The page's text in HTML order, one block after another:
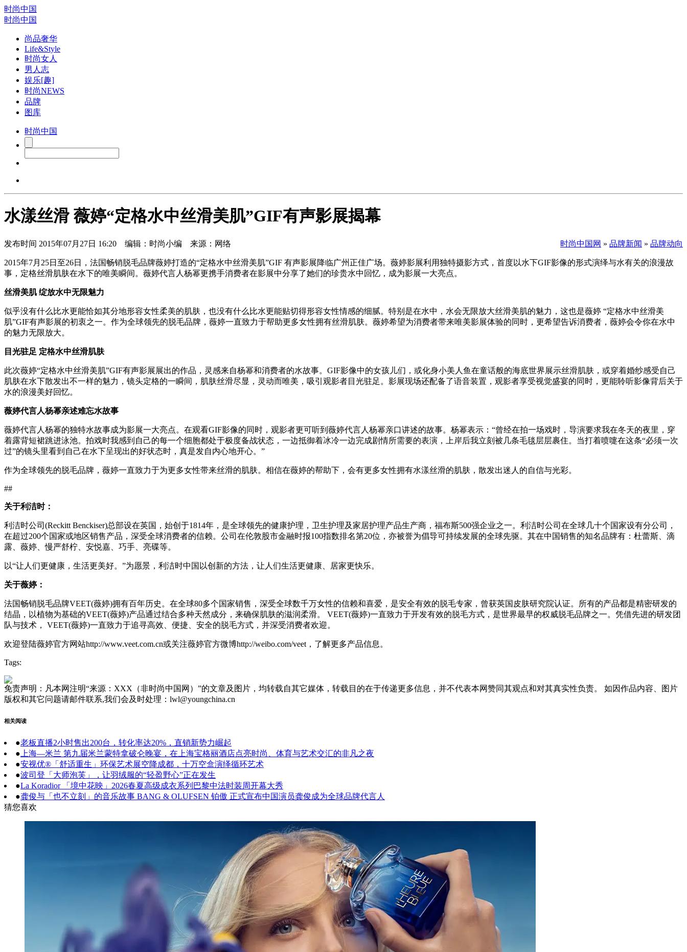
时尚中国
时尚中国
尚品奢华
Life&Style
时尚女人
男人志
娱乐[趣]
时尚NEWS
品牌
图库
时尚中国
水漾丝滑 薇婷“定格水中丝滑美肌”GIF有声影展揭幕
发布时间 2015年07月27日 16:20 编辑：时尚小编 来源：网络 时尚中国网 » 品牌新闻 » 品牌动向
2015年7月25日至26日，法国畅销脱毛品牌薇婷打造的“定格水中丝滑美肌”GIF 有声影展降临广州正佳广场。薇婷影展利用独特摄影方式，首度以水下GIF影像的形式演绎与水有关的浪漫故
事，定格丝滑肌肤在水下的唯美瞬间。薇婷代言人杨幂更携手消费者在影展中分享了她们的珍贵水中回忆，成为影展一大亮点。
丝滑美肌 绽放水中无限魅力
似乎没有什么比水更能恰如其分地形容女性柔美的肌肤，也没有什么比水更能贴切得形容女性情感的细腻。特别是在水中，水会无限放大丝滑美肌的魅力，这也是薇婷 “定格水中丝滑美
肌”GIF有声影展的初衷之一。作为全球领先的脱毛品牌，薇婷一直致力于帮助更多女性拥有丝滑肌肤。薇婷希望为消费者带来唯美影展体验的同时，更希望告诉消费者，薇婷会令你在水中
的魅力无限放大。
目光驻足 定格水中丝滑肌肤
此次薇婷“定格水中丝滑美肌”GIF有声影展展出的作品，灵感来自杨幂和消费者的水故事。GIF影像中的女孩儿们，或化身小美人鱼在童话般的海底世界展示丝滑肌肤，或穿着婚纱感受自己
肌肤在水下散发出不一样的魅力，镜头定格的一瞬间，肌肤丝滑尽显，灵动而唯美，吸引观影者目光驻足。影展现场还配备了语音装置，观影者享受视觉盛宴的同时，更能聆听影像背后关于
水的浪漫美好回忆。
薇婷代言人杨幂亲述难忘水故事
薇婷代言人杨幂的独特水故事成为影展一大亮点。在观看GIF影像的同时，观影者更可听到薇婷代言人杨幂亲口讲述的故事。杨幂表示：“曾经在拍一场戏时，导演要求我在冬天的夜里，穿
着露背短裙跳进泳池。拍戏时我感到自己的每一个细胞都处于极度备战状态，一边抵御着冰冷一边完成剧情所需要的表演，上岸后我立刻被几条毛毯层层裹住。当打着喷嚏在这条“必须一次
过”的镜头里看到自己在水下呈现出的好状态时，真是发自内心地开心。”
作为全球领先的脱毛品牌，薇婷一直致力于为更多女性带来丝滑的肌肤。相信在薇婷的帮助下，会有更多女性拥有水漾丝滑的肌肤，散发出迷人的自信与光彩。
##
关于利洁时：
利洁时公司(Reckitt Benckiser)总部设在英国，始创于1814年，是全球领先的健康护理，卫生护理及家居护理产品生产商，福布斯500强企业之一。利洁时公司在全球几十个国家设有分公司，
在超过200个国家或地区销售产品，深受全球消费者的信赖。公司在伦敦股市金融时报100指数排名第20位，亦被誉为倡导可持续发展的全球先驱。其在中国销售的知名品牌有：杜蕾斯、滴
露、薇婷、慢严舒柠、安悦嘉、巧手、亮碟等。
以“让人们更健康，生活更美好。”为愿景，利洁时中国以创新的方法，让人们生活更健康、居家更快乐。
关于薇婷：
法国畅销脱毛品牌VEET(薇婷)拥有百年历史。在全球80多个国家销售，深受全球数千万女性的信赖和喜爱，是安全有效的脱毛专家，曾获英国皮肤研究院认证。所有的产品都是精密研发的
结晶，以植物为基础的VEET(薇婷)产品通过结合多种天然成分，来确保肌肤的滋润柔滑。 VEET(薇婷)一直致力于开发有效的脱毛方式，是世界最早的权威脱毛品牌之一。凭借先进的研发团
队与技术， VEET(薇婷)一直致力于追寻高效、便捷、安全的脱毛方式，并深受消费者欢迎。
欢迎登陆薇婷官方网站http://www.veet.com.cn或关注薇婷官方微博http://weibo.com/veet，了解更多产品信息。
Tags:
免责声明：凡本网注明“来源：XXX（非时尚中国网）”的文章及图片，均转载自其它媒体，转载目的在于传递更多信息，并不代表本网赞同其观点和对其真实性负责。 如因作品内容、图片
版权和其它问题请邮件联系,我们会及时处理：lwl@youngchina.cn
相关阅读
●老板直播2小时售出200台，转化率达20%，直销新势力崛起
● 上海—米兰 第九届米兰蒙特拿破仑晚宴，在上海宝格丽酒店点亮时尚、体育与艺术交汇的非凡之夜
●安视优®「舒适重生」环保艺术展空降成都，十万空盒演绎循环艺术
●波司登「大师泡芙」，让羽绒服的“轻盈野心”正在发生
●La Koradior 「境中花映」2026春夏高级成衣系列巴黎中法时装周开幕大秀
●龚俊与「也不立刻」的音乐故事 BANG & OLUFSEN 铂傲 正式宣布中国演员龚俊成为全球品牌代言人
猜您喜欢